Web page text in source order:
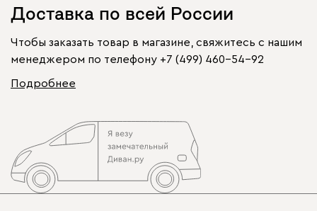
Доставка по всей России
Чтобы заказать товар в магазине, свяжитесь с нашим
менеджером по телефону +7 (499) 460-54-92
Подробнее